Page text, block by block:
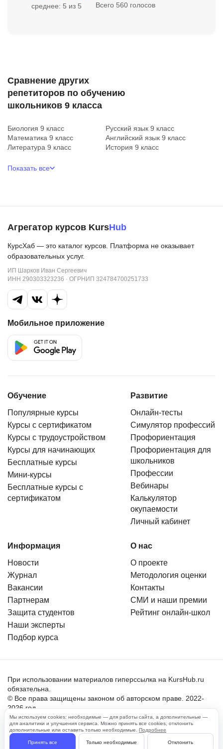
среднее: 5 из 5 Всего 560 голосов
Сравнение других
репетиторов по обучению
школьников 9 класса
Биология 9 класс
Русский язык 9 класс
Математика 9 класс
Английский язык 9 класс
Литература 9 класс
История 9 класс
Показать все
Агрегатор курсов KursHub
КурсХаб — это каталог курсов. Платформа не оказывает
образовательных услуг.
ИП Шарков Иван Сергеевич
ИНН 290303323236 · ОГРНИП 324784700251733
Мобильное приложение
Обучение
Популярные курсы
Курсы с сертификатом
Курсы с трудоустройством
Курсы для начинающих
Бесплатные курсы
Мини-курсы
Бесплатные курсы с
сертификатом
Развитие
Онлайн-тесты
Симулятор профессий
Профориентация
Профориентация для
школьников
Профессии
Вебинары
Калькулятор
окупаемости
Личный кабинет
Информация
Новости
Журнал
Вакансии
Партнерам
Защита студентов
Наши эксперты
Подбор курса
О нас
О проекте
Методология оценки
Контакты
СМИ и наши премии
Рейтинг онлайн-школ
При использовании материалов гиперссылка на KursHub.ru
обязательна.
© Все права защищены законом об авторском праве. 2022-
2026 год.
Пользовательское соглашение
Политика обработки персональных данных
Мы используем cookies: необходимые — для работы сайта, а дополнительные —
для аналитики и улучшения сервиса. Можно принять все cookies, отклонить
дополнительные или оставить только необходимые. Подробнее
Принять все Только необходимые Отклонить